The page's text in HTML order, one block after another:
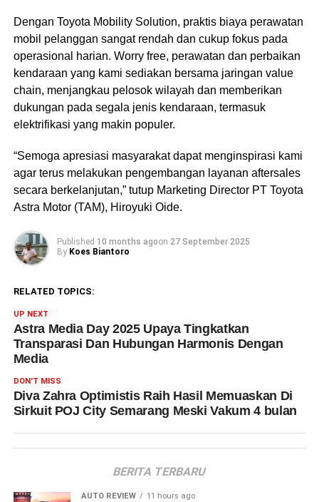
Dengan Toyota Mobility Solution, praktis biaya perawatan
mobil pelanggan sangat rendah dan cukup fokus pada
operasional harian. Worry free, perawatan dan perbaikan
kendaraan yang kami sediakan bersama jaringan value
chain, menjangkau pelosok wilayah dan memberikan
dukungan pada segala jenis kendaraan, termasuk
elektrifikasi yang makin populer.
“Semoga apresiasi masyarakat dapat menginspirasi kami
agar terus melakukan pengembangan layanan aftersales
secara berkelanjutan,” tutup Marketing Director PT Toyota
Astra Motor (TAM), Hiroyuki Oide.
Published 10 months agoon 27 September 2025
By Koes Biantoro
RELATED TOPICS:
UP NEXT
Astra Media Day 2025 Upaya Tingkatkan
Transparasi Dan Hubungan Harmonis Dengan
Media
DON'T MISS
Diva Zahra Optimistis Raih Hasil Memuaskan Di
Sirkuit POJ City Semarang Meski Vakum 4 bulan
BERITA TERBARU
AUTO REVIEW 11 hours ago